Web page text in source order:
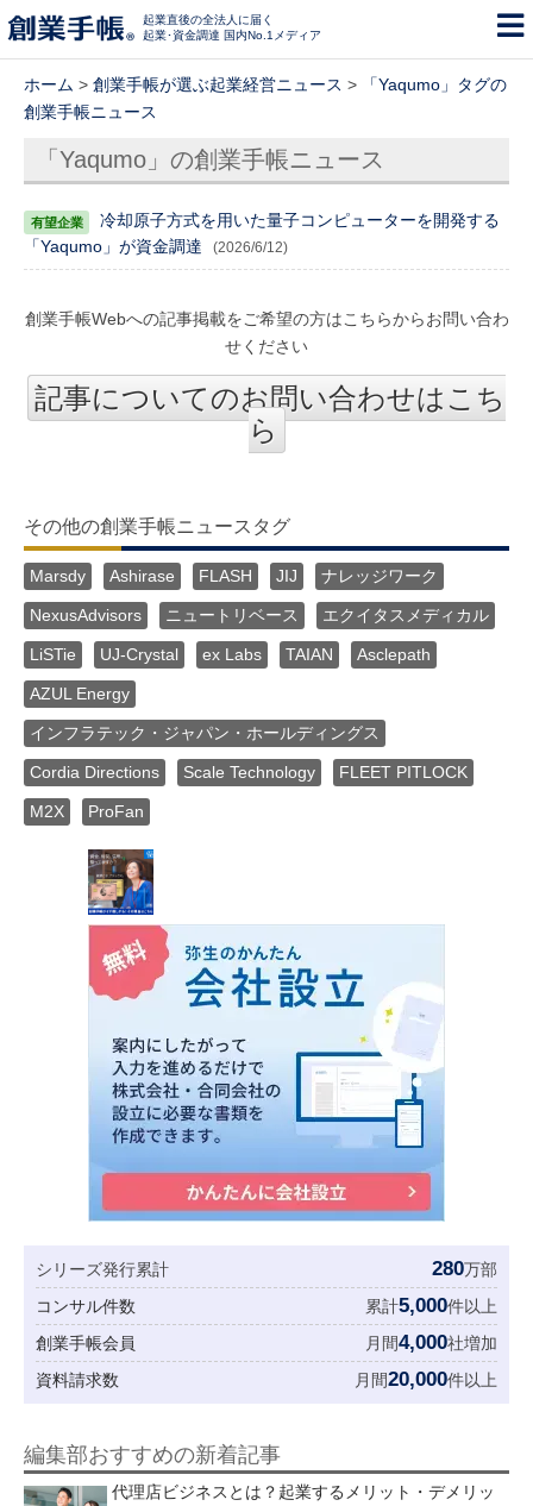
起業直後の全法人に届く
起業･資金調達 国内No.1メディア
ホーム > 創業手帳が選ぶ起業経営ニュース >
「Yaqumo」タグの
創業手帳ニュース
「Yaqumo」の創業手帳ニュース
冷却原子方式を用いた量子コンピューターを開発する
「Yaqumo」が資金調達
(2026/6/12)
創業手帳Webへの記事掲載をご希望の方はこちらからお問い合わ
せください
記事についてのお問い合わせはこち
ら
その他の創業手帳ニュースタグ
Marsdy Ashirase FLASH JIJ ナレッジワーク
NexusAdvisors ニュートリベース エクイタスメディカル
LiSTie UJ-Crystal ex Labs TAIAN Asclepath
AZUL Energy
インフラテック・ジャパン・ホールディングス
Cordia Directions Scale Technology FLEET PITLOCK
M2X ProFan
シリーズ発行累計 280万部
コンサル件数
累計5,000件以上
創業手帳会員
月間4,000社増加
資料請求数
月間20,000件以上
編集部おすすめの新着記事
代理店ビジネスとは？起業するメリット・デメリッ